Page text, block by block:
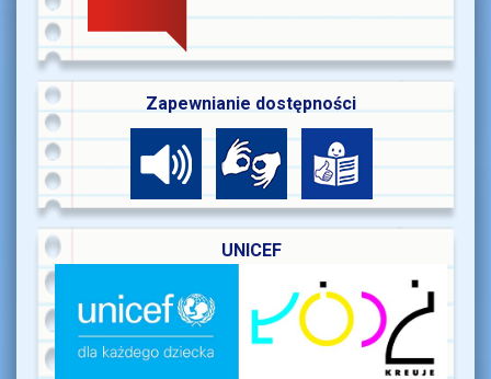
Zapewnianie dostępności
UNICEF